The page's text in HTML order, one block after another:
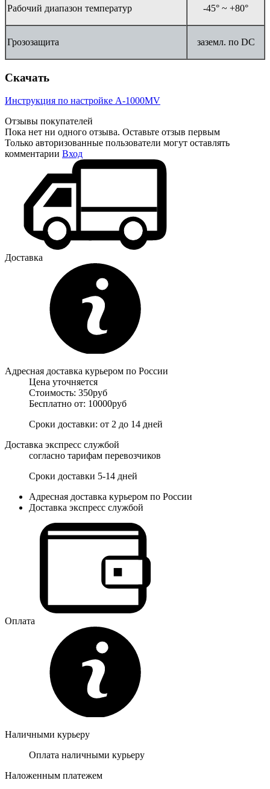
Рабочий диапазон температур -45° ~ +80°
Грозозащита заземл. по DC
Скачать
Инструкция по настройке A-1000MV
Отзывы покупателей
Пока нет ни одного отзыва. Оставьте отзыв первым
Только авторизованные пользователи могут оставлять
комментарии Вход
Доставка
Адресная доставка курьером по России
Цена уточняется
Стоимость: 350руб
Бесплатно от: 10000руб
Сроки доставки: от 2 до 14 дней
Доставка экспресс службой
согласно тарифам перевозчиков
Сроки доставки 5-14 дней
Адресная доставка курьером по России
Доставка экспресс службой
Оплата
Наличными курьеру
Оплата наличными курьеру
Наложенным платежем